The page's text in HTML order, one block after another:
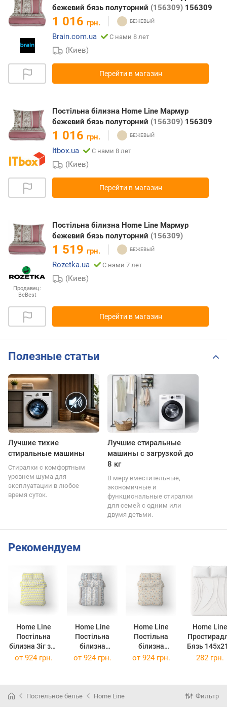
бежевий бязь полуторний (156309) 156309
1 016 грн.
Brain.com.ua
С нами 8 лет
(Киев)
Перейти в магазин
Постільна білизна Home Line Мармур
бежевий бязь полуторний (156309) 156309
1 016 грн.
Itbox.ua
С нами 8 лет
(Киев)
Перейти в магазин
Продавец:
BeBest
Постільна білизна Home Line Мармур
бежевий бязь полуторний (156309)
1 519 грн.
Rozetka.ua
С нами 7 лет
(Киев)
Перейти в магазин
Полезные статьи
Лучшие тихие
стиральные машины
Стиралки с комфортным
уровнем шума для
эксплуатации в любое
время суток.
Лучшие стиральные
машины с загрузкой до
8 кг
В меру вместительные,
экономичные и
функциональные стиралки
для семей с одним или
двумя детьми.
Рекомендуем
Home Line
Постільна
білизна Зіг заг
сіро-жовтий
(173838)
Home Line
Постільна
білизна
Затишок
173517
Home Line
Постільна
білизна
Котяча
Home Line
Бязь
см Біле
от 924 грн. от 924 грн. от 924 грн. 282 грн.
Постельное белье Home Line Фильтр